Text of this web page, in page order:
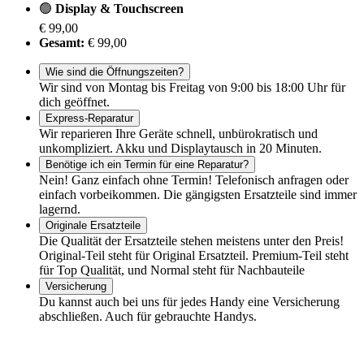
🟢 Display & Touchscreen
€ 99,00
Gesamt: € 99,00
Wie sind die Öffnungszeiten?
Wir sind von Montag bis Freitag von 9:00 bis 18:00 Uhr für
dich geöffnet.
Express-Reparatur
Wir reparieren Ihre Geräte schnell, unbürokratisch und
unkompliziert. Akku und Displaytausch in 20 Minuten.
Benötige ich ein Termin für eine Reparatur?
Nein! Ganz einfach ohne Termin! Telefonisch anfragen oder
einfach vorbeikommen. Die gängigsten Ersatzteile sind immer
lagernd.
Originale Ersatzteile
Die Qualität der Ersatzteile stehen meistens unter den Preis!
Original-Teil steht für Original Ersatzteil. Premium-Teil steht
für Top Qualität, und Normal steht für Nachbauteile
Versicherung
Du kannst auch bei uns für jedes Handy eine Versicherung
abschließen. Auch für gebrauchte Handys.